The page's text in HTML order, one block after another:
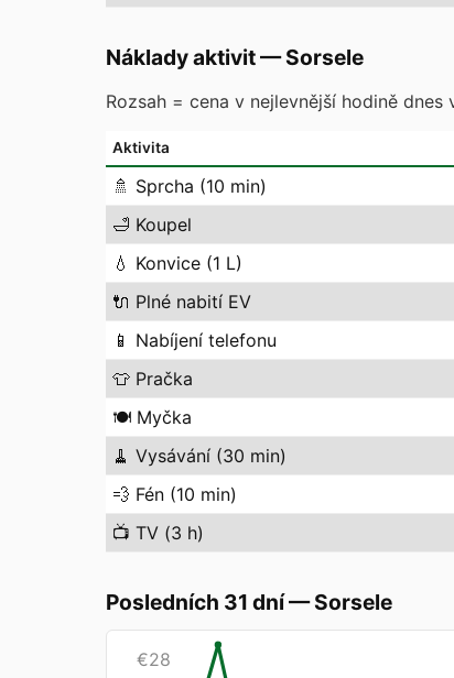
Náklady aktivit—Sorsele
Rozsah = cena v nejlevnější hodině
Aktivita
🚿 Sprcha (10 min)
🛁 Koupel
💧 Konvice (1 L)
🔌 Plné nabití EV
📱 Nabíjení telefonu
👕 Pračka
🍽️ Myčka
🧹 Vysávání (30 min)
💨 Fén (10 min)
📺 TV (3 h)
Posledních 31 dní—Sorsele
€28